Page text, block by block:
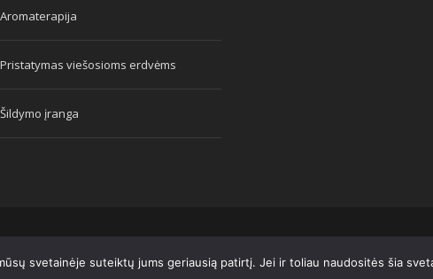
Aromaterapija
Pristatymas viešosioms erdvėms
Šildymo įranga
svetainėje suteiktų jums geriausią patirtį. Jei ir toliau naudositės šia